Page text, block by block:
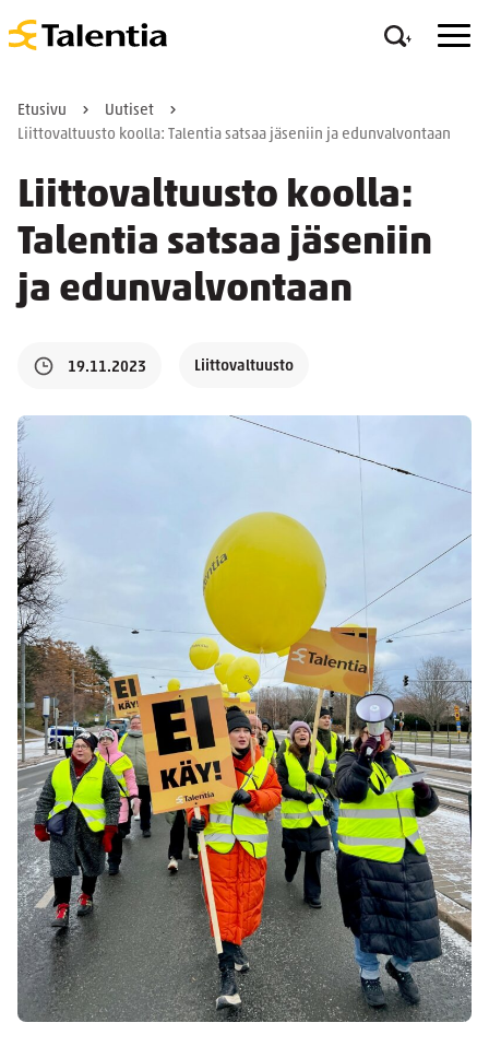
Etusivu
Uutiset
Liittovaltuusto koolla: Talentia satsaa jäseniin ja edunvalvontaan
Liittovaltuusto koolla:
Talentia satsaa jäseniin
ja edunvalvontaan
19.11.2023 Liittovaltuusto